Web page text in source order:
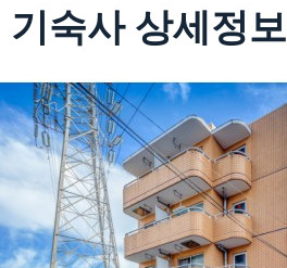
기숙사 상세정보